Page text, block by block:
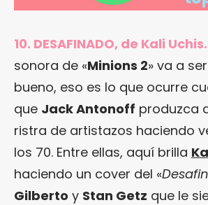
10. DESAFINADO, de Kali Uchis.
sonora de «Minions 2» va a
bueno, eso es lo que ocurre
que Jack Antonoff produzca
ristra de artistazos haciendo
los 70. Entre ellas, aquí brilla
haciendo un cover del «
Gilberto y Stan Getz que le